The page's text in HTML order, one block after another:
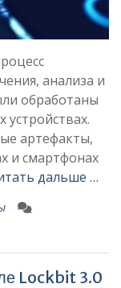
анализа и
обработаны
артефакты,
и смартфонах
дальше …
Lockbit 3.0